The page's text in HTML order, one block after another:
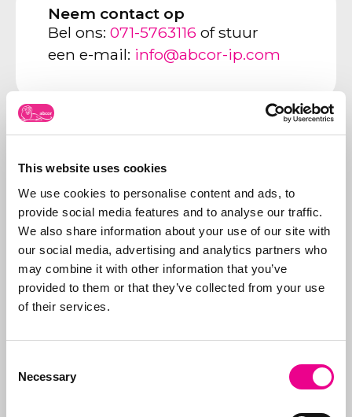
This website uses cookies
We use cookies to personalise content and ads, to
provide social media features and to analyse our traffic.
We also share information about your use of our site with
our social media, advertising and analytics partners who
may combine it with other information that you’ve
provided to them or that they’ve collected from your use
of their services.
Selection
Necessary
Neem contact op
Bel ons: 071-5763116 of stuur
een e-mail: info@abcor-ip.com
Over Abcor
in het aanvragen van
doen wij in de
wereldwijd voor zowel
eerste Benelux
Meer over
Abcor